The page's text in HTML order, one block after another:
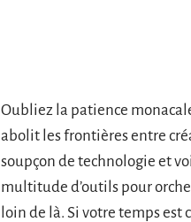
Oubliez la patience
abolit les frontières entre
soupçon de technologie et
multitude d’outils pour
loin de là. Si votre temps